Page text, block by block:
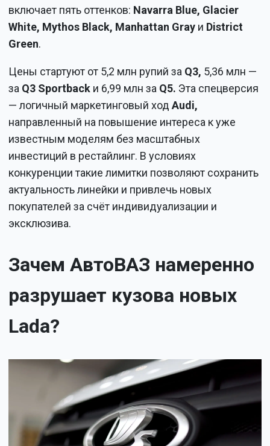
включает пять оттенков: Navarra Blue, Glacier
White, Mythos Black, Manhattan Gray и District
Green.
Цены стартуют от 5,2 млн рупий за Q3, 5,36 млн —
за Q3 Sportback и 6,99 млн за Q5. Эта спецверсия
— логичный маркетинговый ходAudi,
направленный на повышение интереса к уже
известным моделям без масштабных
инвестиций в рестайлинг. В условиях
конкуренции такие лимитки позволяют сохранить
актуальность линейки и привлечь новых
покупателей за счёт индивидуализации и
эксклюзива.
Зачем АвтоВАЗ намеренно
разрушает кузова новых
Lada?